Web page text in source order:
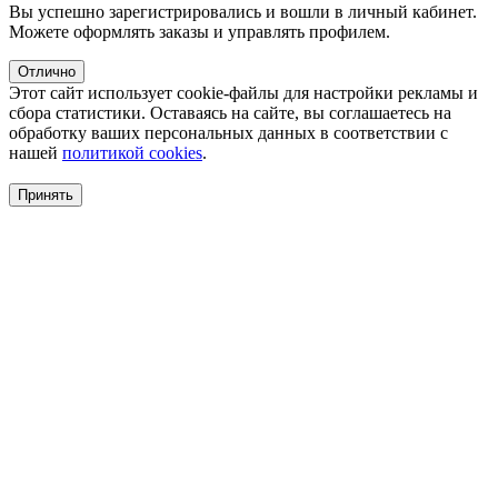
Вы успешно зарегистрировались и вошли в личный кабинет.
Можете оформлять заказы и управлять профилем.
Отлично
Этот сайт использует cookie-файлы для настройки рекламы и
сбора статистики. Оставаясь на сайте, вы соглашаетесь на
обработку ваших персональных данных в соответствии с
нашей политикой cookies.
Принять